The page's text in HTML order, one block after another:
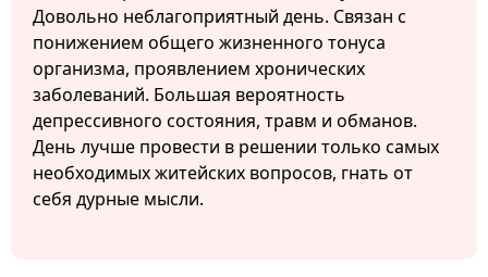
Довольно неблагоприятный день. Связан с
понижением общего жизненного тонуса
организма, проявлением хронических
заболеваний. Большая вероятность
депрессивного состояния, травм и обманов.
День лучше провести в решении только самых
необходимых житейских вопросов, гнать от
себя дурные мысли.